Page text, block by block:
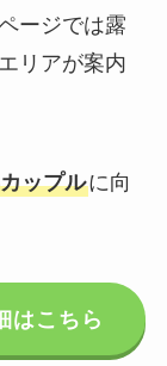
ージでは露
リアが案内
ップルに向
はこちら